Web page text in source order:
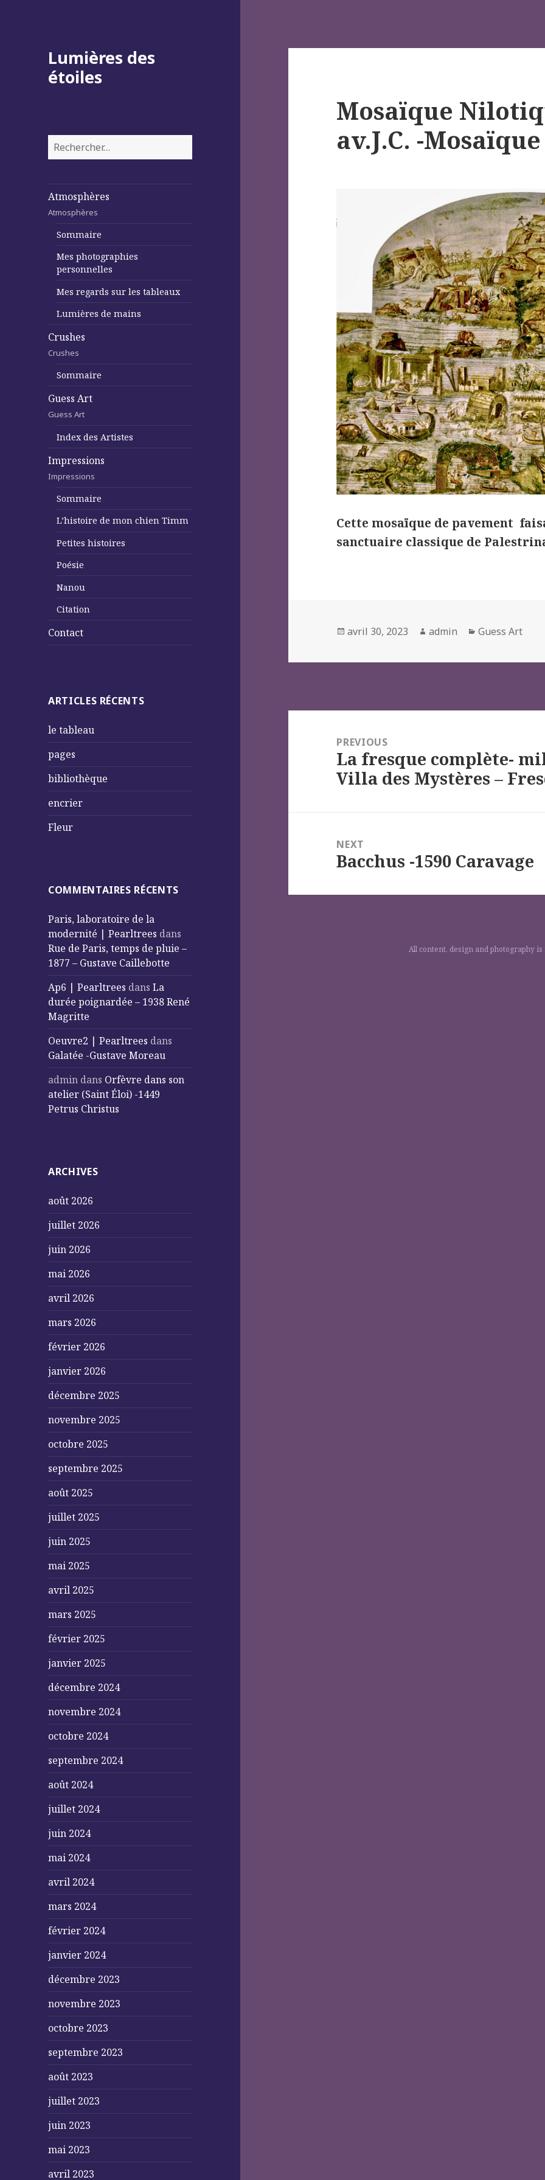
Lumières des
étoiles
Rechercher :
Atmosphères
Atmosphères
Sommaire
Mes photographies
personnelles
Mes regards sur les tableaux
Lumières de mains
Crushes
Crushes
Sommaire
Guess Art
Guess Art
Index des Artistes
Impressions
Impressions
Sommaire
L’histoire de mon chien Timm
Petites histoires
Poésie
Nanou
Citation
Contact
ARTICLES RÉCENTS
le tableau
pages
bibliothèque
encrier
Fleur
COMMENTAIRES RÉCENTS
Paris, laboratoire de la
modernité | Pearltrees dans
Rue de Paris, temps de pluie –
1877 – Gustave Caillebotte
Ap6 | Pearltrees dansLa
durée poignardée – 1938 René
Magritte
Oeuvre2 | Pearltrees dans
Galatée -Gustave Moreau
admin dans Orfèvre dans son
atelier (Saint Éloi) -1449
Petrus Christus
ARCHIVES
août 2026
juillet 2026
juin 2026
mai 2026
avril 2026
mars 2026
février 2026
janvier 2026
décembre 2025
novembre 2025
octobre 2025
septembre 2025
août 2025
juillet 2025
juin 2025
mai 2025
avril 2025
mars 2025
février 2025
janvier 2025
décembre 2024
novembre 2024
octobre 2024
septembre 2024
août 2024
juillet 2024
juin 2024
mai 2024
avril 2024
mars 2024
février 2024
janvier 2024
décembre 2023
novembre 2023
octobre 2023
septembre 2023
août 2023
juillet 2023
juin 2023
mai 2023
avril 2023
Mosaïque
av.J.C. -
Cette mosaïque de pavement
sanctuaire classique de
Posted
avril 30, 2023 Author
admin Categories
Guess Art
l’article
PREVIOUS
Previous
post:
La fresque complète-
Villa des Mystères –
NEXT
Next
Bacchus -1590 Caravage
All content, design and photography